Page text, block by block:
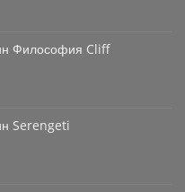
Философия Cliff
Serengeti